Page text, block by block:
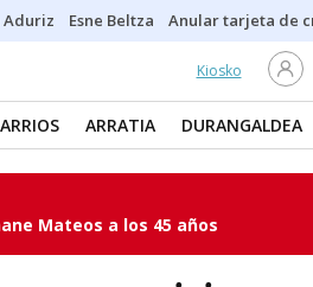
Aduriz Esne Beltza Anular tarjeta de
Kiosko
ARRATIA DURANGALDEA
Mateos a los 45 años